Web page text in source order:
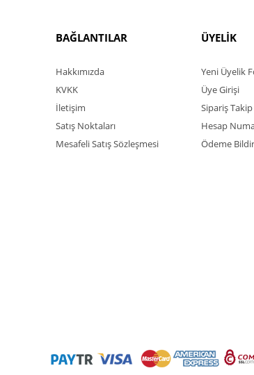
BAĞLANTILAR
Hakkımızda
KVKK
İletişim
Satış Noktaları
Mesafeli Satış Sözleşmesi
ÜYELİK
Yeni Üyelik
Üye Girişi
Sipariş Takip
Hesap
Ödeme